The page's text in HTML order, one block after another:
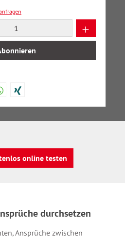
Gib den gewünschten
online testen
durchsetzen
Ansprüche zwischen